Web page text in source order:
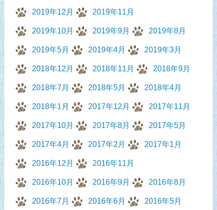
2019年12月 2019年11月
2019年10月 2019年9月 2019年8月
2019年5月 2019年4月 2019年3月
2018年12月 2018年11月 2018年9月
2018年7月 2018年5月 2018年4月
2018年1月 2017年12月 2017年11月
2017年10月 2017年8月 2017年5月
2017年4月 2017年2月 2017年1月
2016年12月 2016年11月
2016年10月 2016年9月 2016年8月
2016年7月 2016年6月 2016年5月